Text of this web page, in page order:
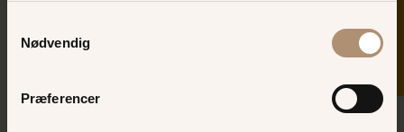
Nødvendig
Præferencer